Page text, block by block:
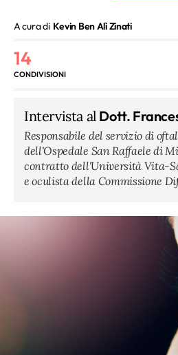
A cura di Kevin Ben Alì Zinati
14
CONDIVISIONI
Intervista al Dott.
Responsabile del servizio di
dell'Ospedale San Raffaele di
contratto dell'Università Vita-
e oculista della Commissione